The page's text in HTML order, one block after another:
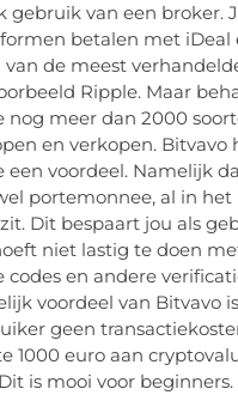
gebruik van een broker.
betalen met iDeal
van de meest
Ripple. Maar
nog meer dan 2000
en verkopen. Bitvavo
een voordeel. Namelijk
portemonnee, al in het
Dit bespaart jou als
niet lastig te doen
codes en andere
voordeel van Bitvavo
geen
1000 euro aan
is mooi voor beginners.